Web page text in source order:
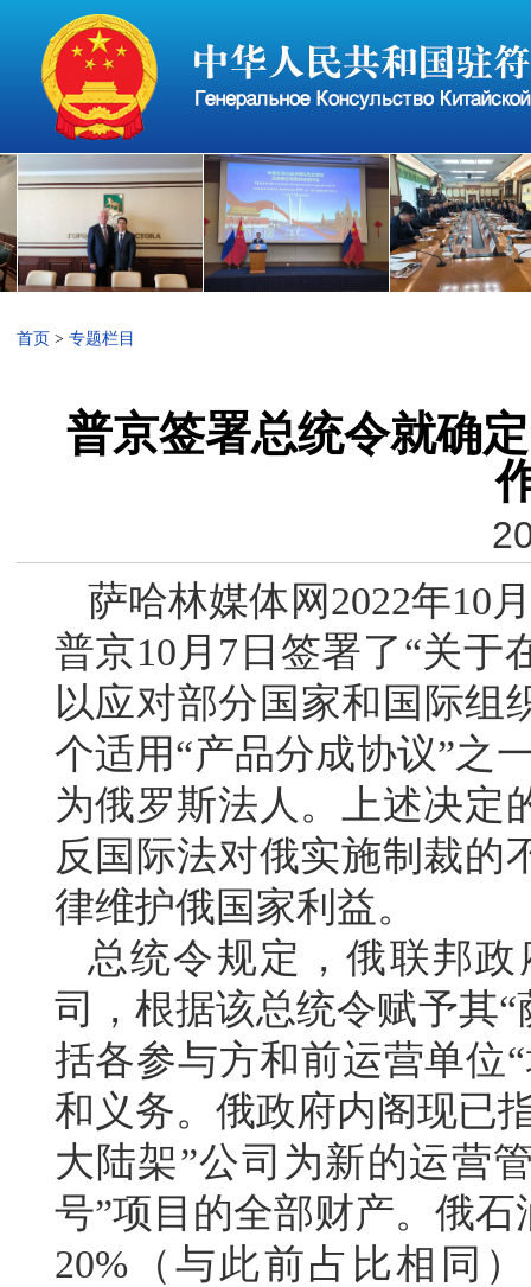
首页 > 专题栏目
普京签署总统令就确
萨哈林媒体网2022年10
普京10月7日签署了“关于
以应对部分国家和国际组
个适用“产品分成协议”之
为俄罗斯法人。上述决定
反国际法对俄实施制裁的
律维护俄国家利益。
总统令规定，俄联邦
司，根据该总统令赋予其
括各参与方和前运营单位
和义务。俄政府内阁现已
大陆架”公司为新的运营
号”项目的全部财产。俄
20%（与此前占比相同